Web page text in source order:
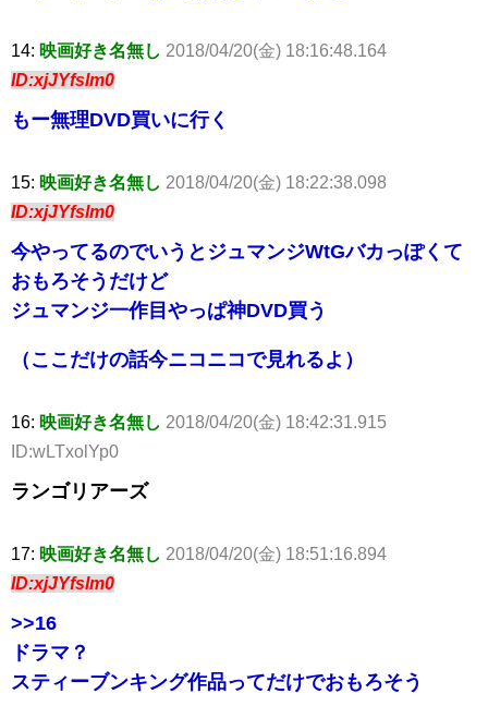
14: 映画好き名無し 2018/04/20(金) 18:16:48.164
ID:xjJYfslm0
もー無理DVD買いに行く
15: 映画好き名無し 2018/04/20(金) 18:22:38.098
ID:xjJYfslm0
今やってるのでいうとジュマンジWtGバカっぽくて
おもろそうだけど
ジュマンジ一作目やっぱ神DVD買う
（ここだけの話今ニコニコで見れるよ）
16: 映画好き名無し 2018/04/20(金) 18:42:31.915
ID:wLTxolYp0
ランゴリアーズ
17: 映画好き名無し 2018/04/20(金) 18:51:16.894
ID:xjJYfslm0
>>16
ドラマ？
スティーブンキング作品ってだけでおもろそう